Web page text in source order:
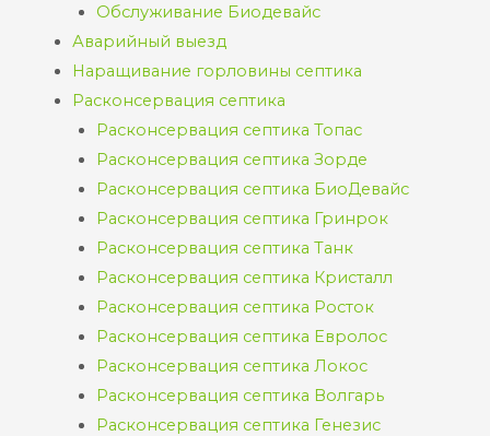
Обслуживание Биодевайс
Аварийный выезд
Наращивание горловины септика
Расконсервация септика
Расконсервация септика Топас
Расконсервация септика Зорде
Расконсервация септика БиоДевайс
Расконсервация септика Гринрок
Расконсервация септика Танк
Расконсервация септика Кристалл
Расконсервация септика Росток
Расконсервация септика Евролос
Расконсервация септика Локос
Расконсервация септика Волгарь
Расконсервация септика Генезис